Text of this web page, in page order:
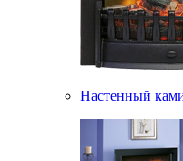
Настенный